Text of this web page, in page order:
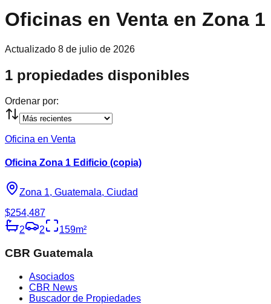
Oficinas en Venta en Zona 1
Actualizado 8 de julio de 2026
1 propiedades disponibles
Ordenar por:
Oficina en Venta
Oficina Zona 1 Edificio (copia)
Zona 1, Guatemala, Ciudad
$254,487
2
2 159m²
CBR Guatemala
Asociados
CBR News
Buscador de Propiedades